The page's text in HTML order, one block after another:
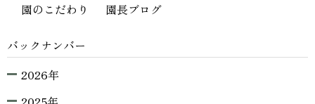
園のこだわり
園長ブログ
バックナンバー
2026年